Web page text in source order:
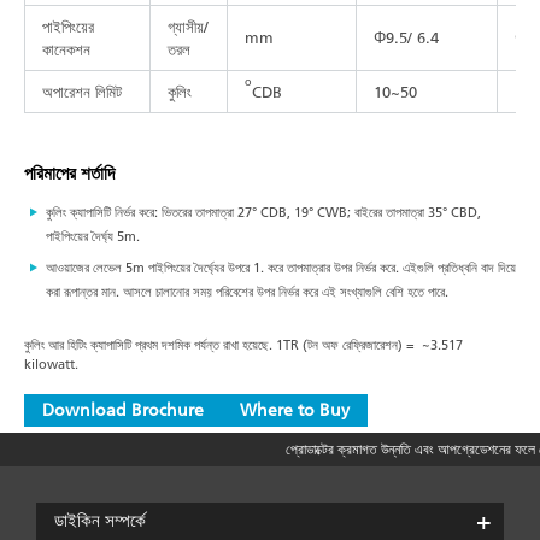
পাইপিংয়ের
কানেকশন
গ্যাসীয়/
তরল
mm Φ9.5/ 6.4
অপারেশন লিমিট কুলিং
o
CDB 10~50
পরিমাপের শর্তাদি
কুলিং ক্যাপাসিটি নির্ভর করে: ভিতরের তাপমাত্রা 27° CDB, 19° CWB; বাইরের তাপমাত্রা 35° CBD,
পাইপিংয়ের দৈর্ঘ্য 5m.
আওয়াজের লেভেল 5m পাইপিংয়ের দৈর্ঘ্যের উপরে 1. করে তাপমাত্রার উপর নির্ভর করে. এইগুলি প্রতিধ্বনি বাদ দিয়ে
করা রূপান্তর মান. আসলে চালানোর সময় পরিবেশের উপর নির্ভর করে এই সংখ্যাগুলি বেশি হতে পারে.
কুলিং আর হিটিং ক্যাপাসিটি প্রথম দশমিক পর্যন্ত রাখা হয়েছে. 1TR (টন অফ রেফ্রিজারেশন) = ~3.517
kilowatt.
Download Brochure Where to Buy
প্রোডাক্টের ক্রমাগত উন্নতি এবং আপগ্রেডেশনের ফলে
ডাইকিন সম্পর্কে